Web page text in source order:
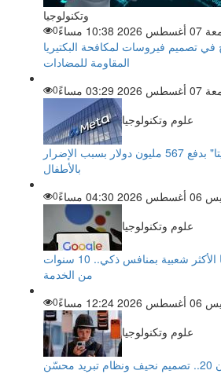
وتكنولوجيا
10:38 مساءً
0
في تصميم فيروسات لمكافحة البكتيريا
المقاومة للمضادات
03:29 مساءً
0
علوم وتكنولوجيا
محكمة أميركية تُلزم "ميتا" بدفع 567 مليون دولار بسبب الإضرار
بالأطفال
04:30 مساءً
0
علوم وتكنولوجيا
غوغل تستبدل أحد تطبيقاتها الأكثر شعبية بمنافس ذكي.. 10 سنوات
من الخدمة
12:24 مساءً
0
علوم وتكنولوجيا